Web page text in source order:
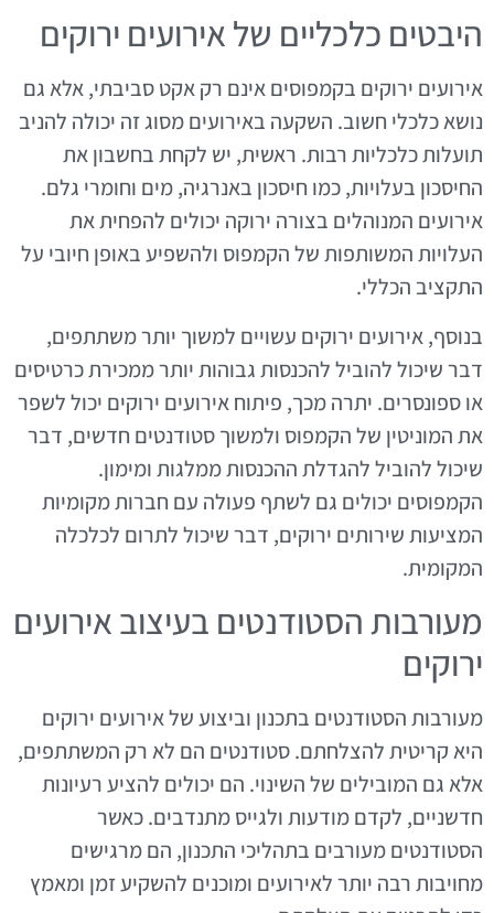
היבטים כלכליים של אירועים ירוקים
אירועים ירוקים בקמפוסים אינם רק אקט סביבתי, אלא גם
נושא כלכלי חשוב. השקעה באירועים מסוג זה יכולה להניב
תועלות כלכליות רבות. ראשית, יש לקחת בחשבון את
החיסכון בעלויות, כמו חיסכון באנרגיה, מים וחומרי גלם.
אירועים המנוהלים בצורה ירוקה יכולים להפחית את
העלויות המשותפות של הקמפוס ולהשפיע באופן חיובי על
התקציב הכללי.
בנוסף, אירועים ירוקים עשויים למשוך יותר משתתפים,
דבר שיכול להוביל להכנסות גבוהות יותר ממכירת כרטיסים
או ספונסרים. יתרה מכך, פיתוח אירועים ירוקים יכול לשפר
את המוניטין של הקמפוס ולמשוך סטודנטים חדשים, דבר
שיכול להוביל להגדלת ההכנסות ממלגות ומימון.
הקמפוסים יכולים גם לשתף פעולה עם חברות מקומיות
המציעות שירותים ירוקים, דבר שיכול לתרום לכלכלה
המקומית.
מעורבות הסטודנטים בעיצוב אירועים
ירוקים
מעורבות הסטודנטים בתכנון וביצוע של אירועים ירוקים
היא קריטית להצלחתם. סטודנטים הם לא רק המשתתפים,
אלא גם המובילים של השינוי. הם יכולים להציע רעיונות
חדשניים, לקדם מודעות ולגייס מתנדבים. כאשר
הסטודנטים מעורבים בתהליכי התכנון, הם מרגישים
מחויבות רבה יותר לאירועים ומוכנים להשקיע זמן ומאמץ